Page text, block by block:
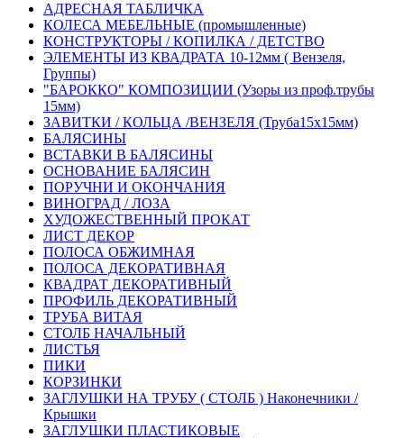
АДРЕСНАЯ ТАБЛИЧКА
КОЛЕСА МЕБЕЛЬНЫЕ (промышленные)
КОНСТРУКТОРЫ / КОПИЛКА / ДЕТСТВО
ЭЛЕМЕНТЫ ИЗ КВАДРАТА 10-12мм ( Вензеля,
Группы)
"БАРОККО" КОМПОЗИЦИИ (Узоры из проф.трубы
15мм)
ЗАВИТКИ / КОЛЬЦА /ВЕНЗЕЛЯ (Труба15х15мм)
БАЛЯСИНЫ
ВСТАВКИ В БАЛЯСИНЫ
ОСНОВАНИЕ БАЛЯСИН
ПОРУЧНИ И ОКОНЧАНИЯ
ВИНОГРАД / ЛОЗА
ХУДОЖЕСТВЕННЫЙ ПРОКАТ
ЛИСТ ДЕКОР
ПОЛОСА ОБЖИМНАЯ
ПОЛОСА ДЕКОРАТИВНАЯ
КВАДРАТ ДЕКОРАТИВНЫЙ
ПРОФИЛЬ ДЕКОРАТИВНЫЙ
ТРУБА ВИТАЯ
СТОЛБ НАЧАЛЬНЫЙ
ЛИСТЬЯ
ПИКИ
КОРЗИНКИ
ЗАГЛУШКИ НА ТРУБУ ( СТОЛБ ) Наконечники /
Крышки
ЗАГЛУШКИ ПЛАСТИКОВЫЕ